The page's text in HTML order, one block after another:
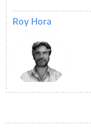
Roy Hora